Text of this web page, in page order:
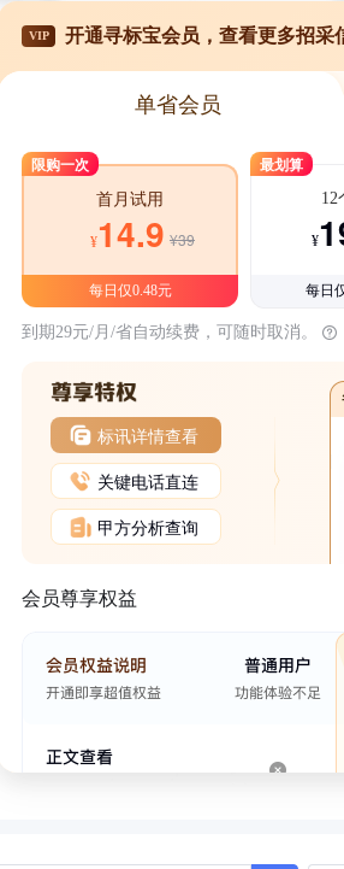
VIP 开通寻标宝会员，查看更多招采
单省会员
限购一次
首月试用
¥14.9 ¥39
每日仅0.48元
最划算
12
¥
每日
到期29元/月/省自动续费，可随时取消。
标讯详情查看
关键电话直连
甲方分析查询
会员尊享权益